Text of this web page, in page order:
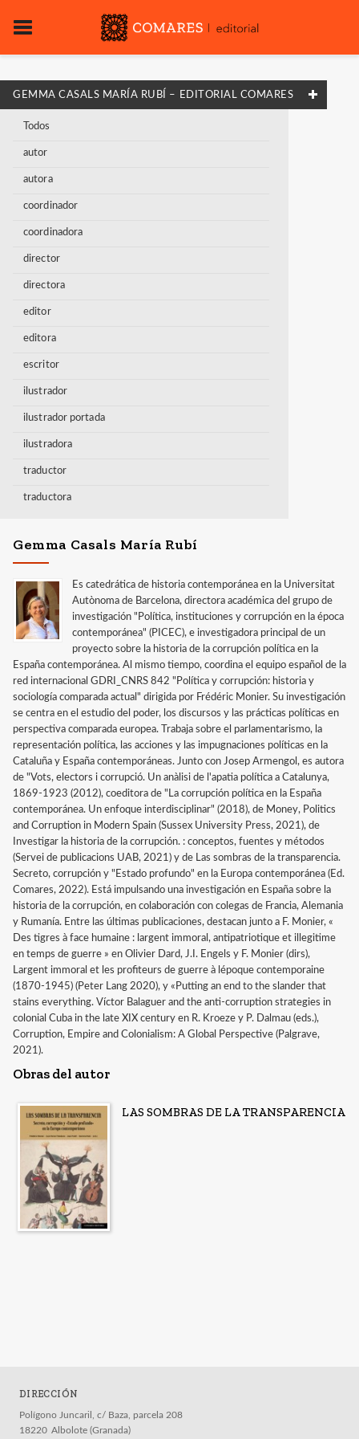
GEMMA CASALS MARÍA RUBÍ – EDITORIAL COMARES
Todos
autor
autora
coordinador
coordinadora
director
directora
editor
editora
escritor
ilustrador
ilustrador portada
ilustradora
traductor
traductora
Gemma Casals María Rubí
Es catedrática de historia contemporánea en la Universitat
Autònoma de Barcelona, directora académica del grupo de
investigación "Política, instituciones y corrupción en la época
contemporánea" (PICEC), e investigadora principal de un
proyecto sobre la historia de la corrupción política en la
España contemporánea. Al mismo tiempo, coordina el equipo español de la
red internacional GDRI_CNRS 842 "Política y corrupción: historia y
sociología comparada actual" dirigida por Frédéric Monier. Su investigación
se centra en el estudio del poder, los discursos y las prácticas políticas en
perspectiva comparada europea. Trabaja sobre el parlamentarismo, la
representación política, las acciones y las impugnaciones políticas en la
Cataluña y España contemporáneas. Junto con Josep Armengol, es autora
de "Vots, electors i corrupció. Un anàlisi de l'apatia política a Catalunya,
1869-1923 (2012), coeditora de "La corrupción política en la España
contemporánea. Un enfoque interdisciplinar" (2018), de Money, Politics
and Corruption in Modern Spain (Sussex University Press, 2021), de
Investigar la historia de la corrupción. : conceptos, fuentes y métodos
(Servei de publicacions UAB, 2021) y de Las sombras de la transparencia.
Secreto, corrupción y "Estado profundo" en la Europa contemporánea (Ed.
Comares, 2022). Está impulsando una investigación en España sobre la
historia de la corrupción, en colaboración con colegas de Francia, Alemania
y Rumanía. Entre las últimas publicaciones, destacan junto a F. Monier, «
Des tigres à face humaine : largent immoral, antipatriotique et illegitime
en temps de guerre » en Olivier Dard, J.I. Engels y F. Monier (dirs),
Largent immoral et les profiteurs de guerre à lépoque contemporaine
(1870-1945) (Peter Lang 2020), y «Putting an end to the slander that
stains everything. Víctor Balaguer and the anti-corruption strategies in
colonial Cuba in the late XIX century en R. Kroeze y P. Dalmau (eds.),
Corruption, Empire and Colonialism: A Global Perspective (Palgrave,
2021).
Obras del autor
LAS SOMBRAS DE LA TRANSPARENCIA
DIRECCIÓN
Polígono Juncaril, c/ Baza, parcela 208
18220 Albolote (Granada)